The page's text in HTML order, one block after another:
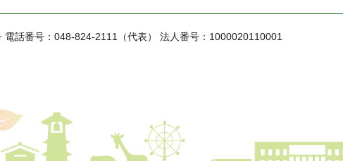
電話番号：048-824-2111（代表） 法人番号：1000020110001